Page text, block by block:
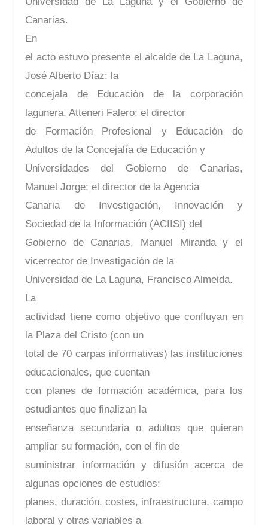
Canarias.
En
el acto estuvo presente el alcalde de La Laguna,
José Alberto Díaz; la
concejala de Educación de la corporación
lagunera, Atteneri Falero; el director
de Formación Profesional y Educación de
Adultos de la Concejalía de Educación y
Universidades del Gobierno de Canarias,
Manuel Jorge; el director de la Agencia
Canaria de Investigación, Innovación y
Sociedad de la Información (ACIISI) del
Gobierno de Canarias, Manuel Miranda y el
vicerrector de Investigación de la
Universidad de La Laguna, Francisco Almeida.
La
actividad tiene como objetivo que confluyan en
la Plaza del Cristo (con un
total de 70 carpas informativas) las instituciones
educacionales, que cuentan
con planes de formación académica, para los
estudiantes que finalizan la
enseñanza secundaria o adultos que quieran
ampliar su formación, con el fin de
suministrar información y difusión acerca de
algunas opciones de estudios:
planes, duración, costes, infraestructura, campo
laboral y otras variables a